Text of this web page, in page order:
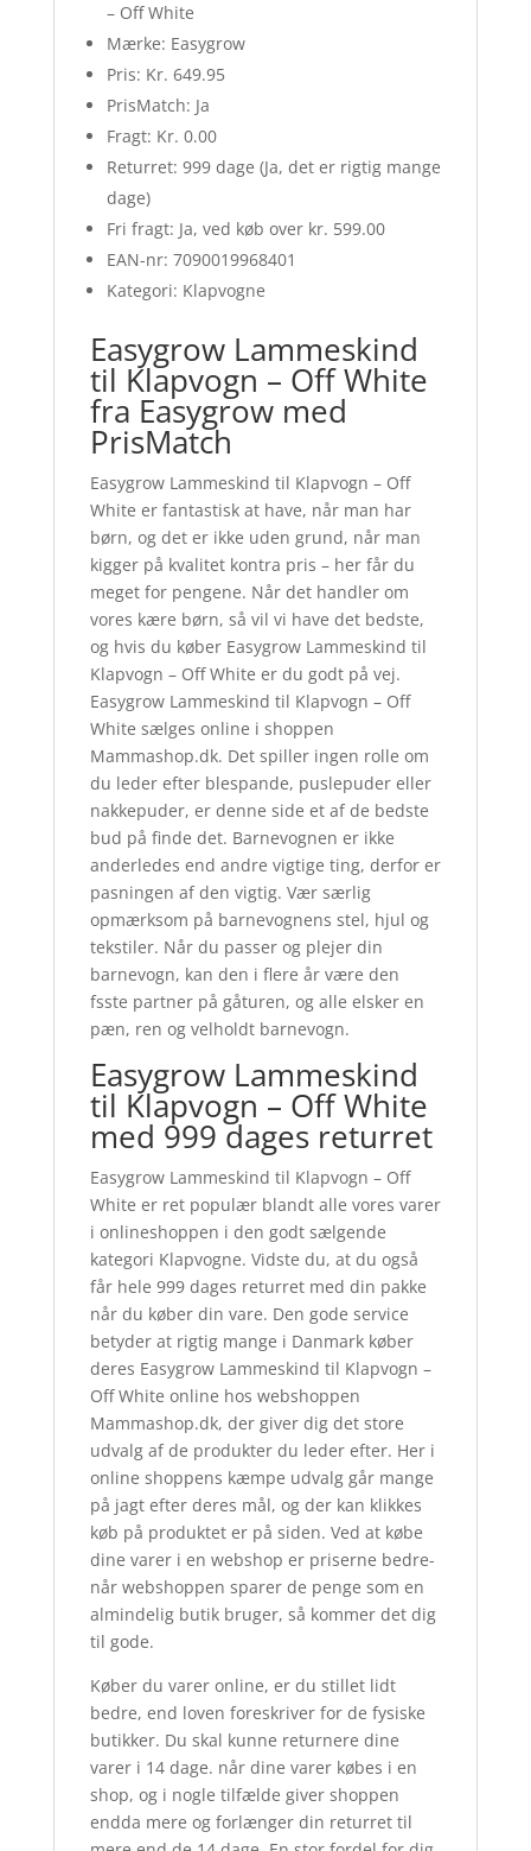
– Off White
Mærke: Easygrow
Pris: Kr. 649.95
PrisMatch: Ja
Fragt: Kr. 0.00
Returret: 999 dage (Ja, det er rigtig mange
dage)
Fri fragt: Ja, ved køb over kr. 599.00
EAN-nr: 7090019968401
Kategori: Klapvogne
Easygrow Lammeskind
til Klapvogn – Off White
fra Easygrow med
PrisMatch
Easygrow Lammeskind til Klapvogn – Off
White er fantastisk at have, når man har
børn, og det er ikke uden grund, når man
kigger på kvalitet kontra pris – her får du
meget for pengene. Når det handler om
vores kære børn, så vil vi have det bedste,
og hvis du køber Easygrow Lammeskind til
Klapvogn – Off White er du godt på vej.
Easygrow Lammeskind til Klapvogn – Off
White sælges online i shoppen
Mammashop.dk. Det spiller ingen rolle om
du leder efter blespande, puslepuder eller
nakkepuder, er denne side et af de bedste
bud på finde det. Barnevognen er ikke
anderledes end andre vigtige ting, derfor er
pasningen af den vigtig. Vær særlig
opmærksom på barnevognens stel, hjul og
tekstiler. Når du passer og plejer din
barnevogn, kan den i flere år være den
fsste partner på gåturen, og alle elsker en
pæn, ren og velholdt barnevogn.
Easygrow Lammeskind
til Klapvogn – Off White
med 999 dages returret
Easygrow Lammeskind til Klapvogn – Off
White er ret populær blandt alle vores varer
i onlineshoppen i den godt sælgende
kategori Klapvogne. Vidste du, at du også
får hele 999 dages returret med din pakke
når du køber din vare. Den gode service
betyder at rigtig mange i Danmark køber
deres Easygrow Lammeskind til Klapvogn –
Off White online hos webshoppen
Mammashop.dk, der giver dig det store
udvalg af de produkter du leder efter. Her i
online shoppens kæmpe udvalg går mange
på jagt efter deres mål, og der kan klikkes
køb på produktet er på siden. Ved at købe
dine varer i en webshop er priserne bedre-
når webshoppen sparer de penge som en
almindelig butik bruger, så kommer det dig
til gode.
Køber du varer online, er du stillet lidt
bedre, end loven foreskriver for de fysiske
butikker. Du skal kunne returnere dine
varer i 14 dage. når dine varer købes i en
shop, og i nogle tilfælde giver shoppen
endda mere og forlænger din returret til